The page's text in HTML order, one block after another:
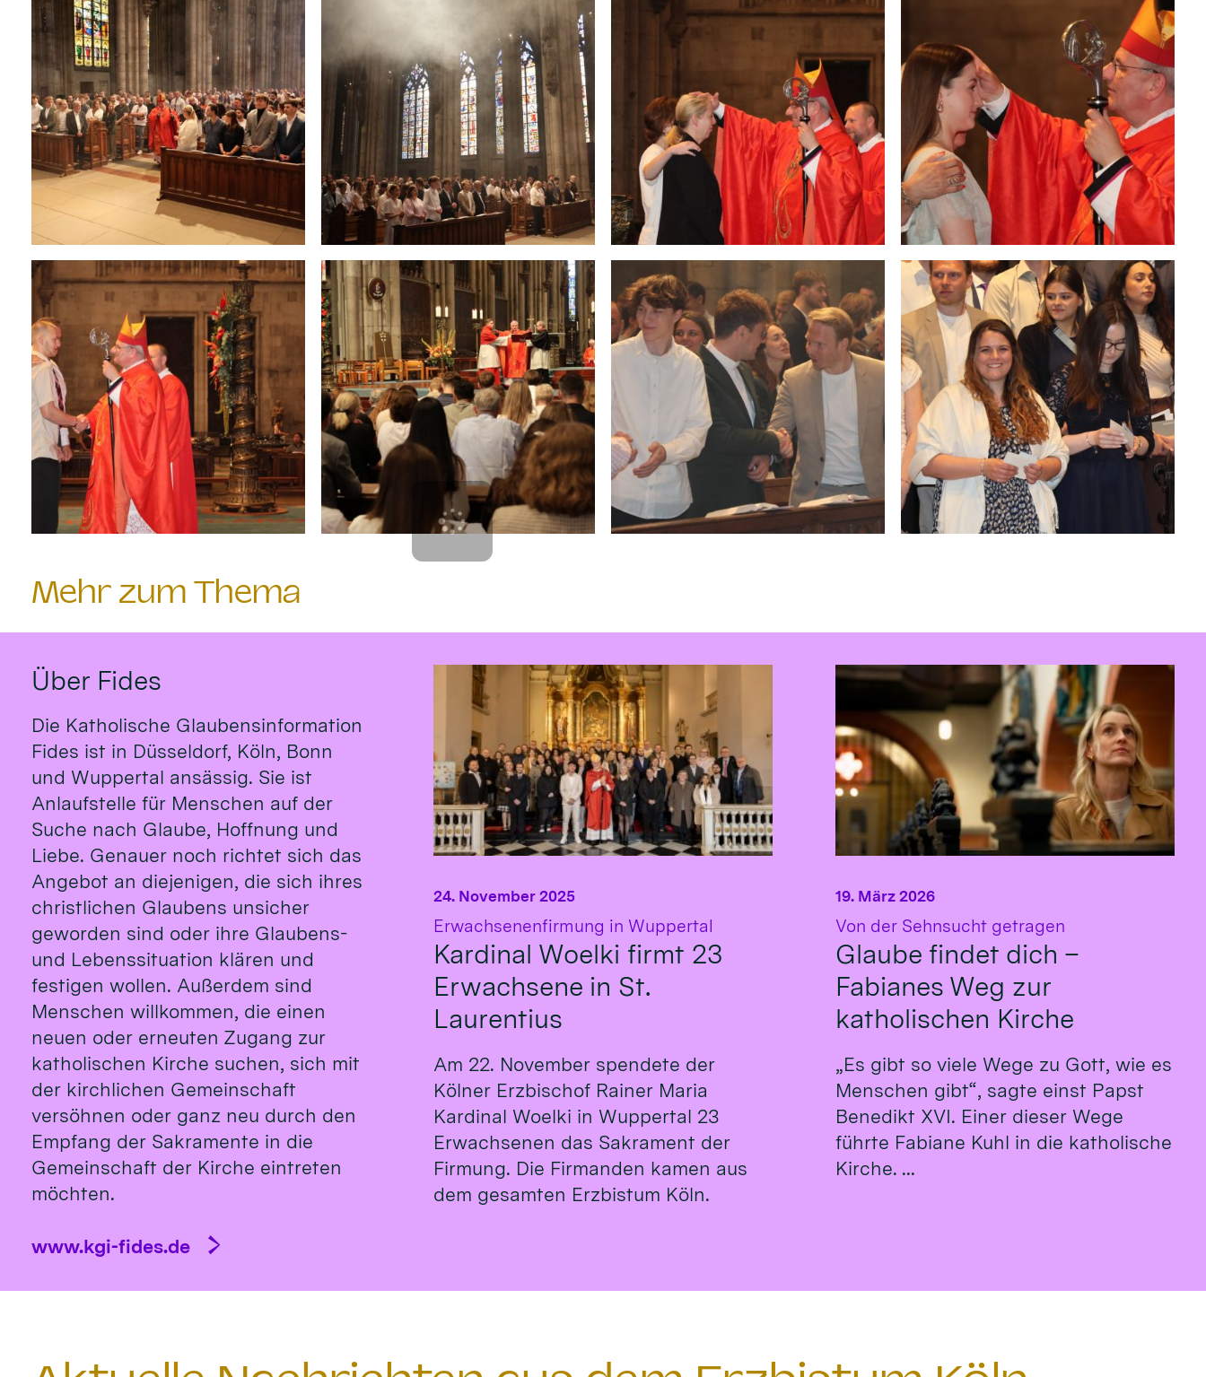
Mehr zum Thema
Über Fides
Die Katholische Glaubensinformation
Fides ist in Düsseldorf, Köln, Bonn
und Wuppertal ansässig. Sie ist
Anlaufstelle für Menschen auf der
Suche nach Glaube, Hoffnung und
Liebe. Genauer noch richtet sich das
Angebot an diejenigen, die sich ihres
christlichen Glaubens unsicher
geworden sind oder ihre Glaubens-
und Lebenssituation klären und
festigen wollen. Außerdem sind
Menschen willkommen, die einen
neuen oder erneuten Zugang zur
katholischen Kirche suchen, sich mit
der kirchlichen Gemeinschaft
versöhnen oder ganz neu durch den
Empfang der Sakramente in die
Gemeinschaft der Kirche eintreten
möchten.
www.kgi-fides.de
Erwachsenenfirmung in Wuppertal
Kardinal Woelki firmt 23
Erwachsene in St.
Laurentius
24. November 2025
Am 22. November spendete der
Kölner Erzbischof Rainer Maria
Kardinal Woelki in Wuppertal 23
Erwachsenen das Sakrament der
Firmung. Die Firmanden kamen aus
dem gesamten Erzbistum Köln.
Von der Sehnsucht getragen
Glaube findet dich –
Fabianes Weg zur
katholischen Kirche
19. März 2026
„Es gibt so viele Wege zu Gott, wie es
Menschen gibt“, sagte einst Papst
Benedikt XVI. Einer dieser Wege
führte Fabiane Kuhl in die katholische
Kirche. ...